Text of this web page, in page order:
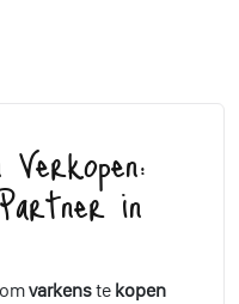
in
varkenste kopen